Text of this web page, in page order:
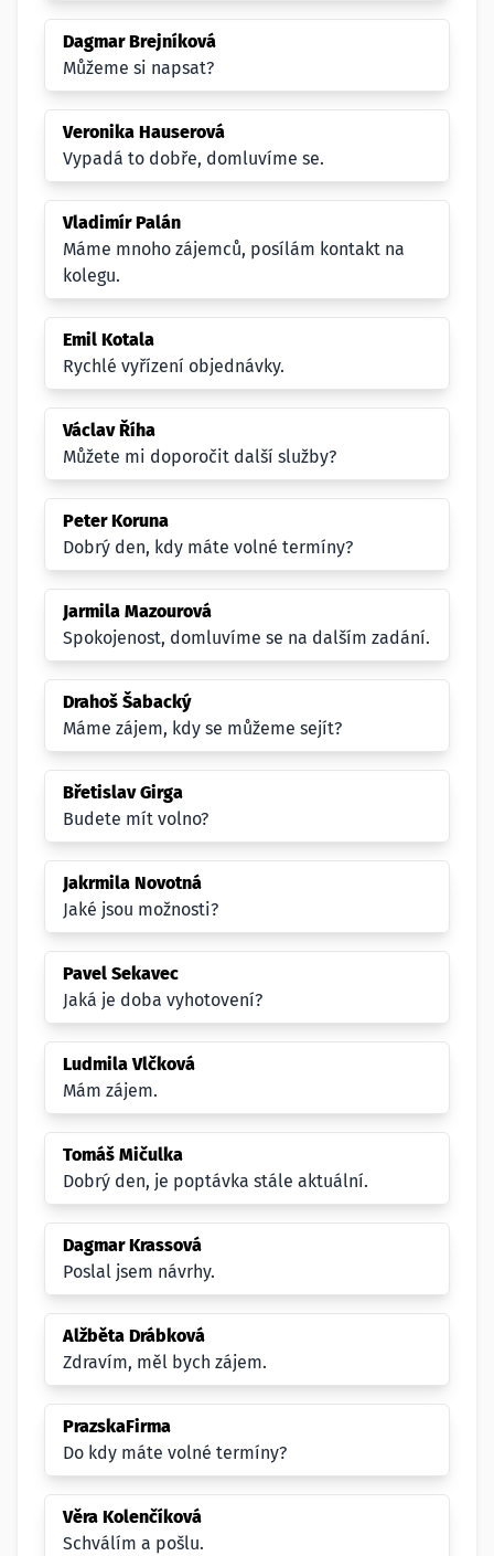
Dagmar Brejníková
Můžeme si napsat?
Veronika Hauserová
Vypadá to dobře, domluvíme se.
Vladimír Palán
Máme mnoho zájemců, posílám kontakt na
kolegu.
Emil Kotala
Rychlé vyřízení objednávky.
Václav Říha
Můžete mi doporočit další služby?
Peter Koruna
Dobrý den, kdy máte volné termíny?
Jarmila Mazourová
Spokojenost, domluvíme se na dalším zadání.
Drahoš Šabacký
Máme zájem, kdy se můžeme sejít?
Břetislav Girga
Budete mít volno?
Jakrmila Novotná
Jaké jsou možnosti?
Pavel Sekavec
Jaká je doba vyhotovení?
Ludmila Vlčková
Mám zájem.
Tomáš Mičulka
Dobrý den, je poptávka stále aktuální.
Dagmar Krassová
Poslal jsem návrhy.
Alžběta Drábková
Zdravím, měl bych zájem.
PrazskaFirma
Do kdy máte volné termíny?
Věra Kolenčíková
Schválím a pošlu.